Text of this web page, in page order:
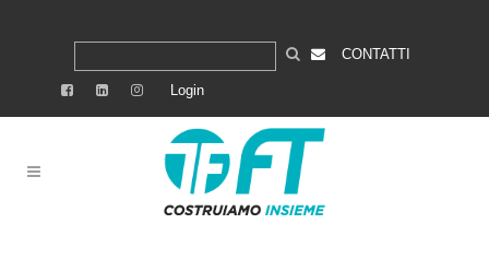
CONTATTI
Login